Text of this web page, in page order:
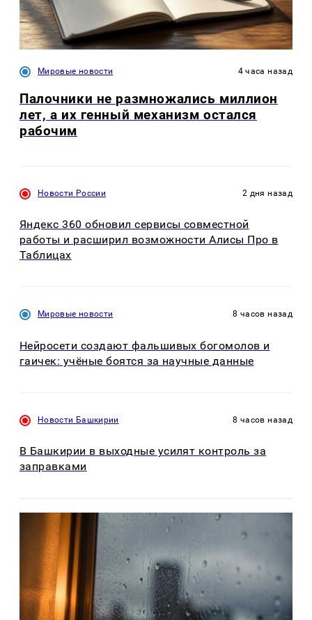
Мировые новости 4 часа назад
Палочники не размножались миллион
лет, а их генный механизм остался
рабочим
Новости России 2 дня назад
Яндекс 360 обновил сервисы совместной
работы и расширил возможности Алисы Про в
Таблицах
Мировые новости 8 часов назад
Нейросети создают фальшивых богомолов и
гаичек: учёные боятся за научные данные
Новости Башкирии 8 часов назад
В Башкирии в выходные усилят контроль за
заправками